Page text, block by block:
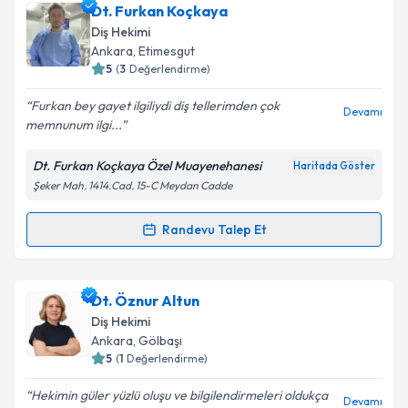
Dt. Talha Karlıiçin randevu takvimi talebi oluşturun.
Size bu uzmandan randevu almanız için bir takvim
hazırlandığında e-posta ile bilgilendireceğiz.
Kişisel verilerimin işlenmesine ilişkin
Aydınlatma
Metni'ni okudum ve kişisel verilerimin belirtilen
kapsamda işlenmesini kabul ediyorum.
Dt. Furkan Koçkaya
Diş Hekimi
Ankara, Etimesgut
5 (3 Değerlendirme)
Furkan bey gayet ilgiliydi diş tellerimden çok
memnunum ilgi...
Devamı
Dt. Furkan Koçkaya Özel Muayenehanesi Haritada Göster
Şeker Mah. 1414.Cad. 15-C Meydan Cadde
Randevu Talep Et
Randevu Takvimi Talebi
Dt. Furkan Koçkayaiçin randevu takvimi talebi
oluşturun. Size bu uzmandan randevu almanız için bir
takvim hazırlandığında e-posta ile bilgilendireceğiz.
Dt. Öznur Altun
Diş Hekimi
Ankara, Gölbaşı
5 (1 Değerlendirme)
Hekimin güler yüzlü oluşu ve bilgilendirmeleri oldukça
Devamı